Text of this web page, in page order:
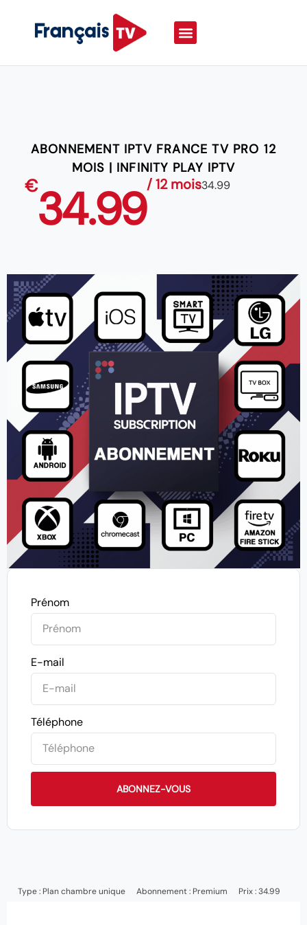
ABONNEMENT IPTV FRANCE TV PRO 12
MOIS | INFINITY PLAY IPTV
€34.99/ 12 mois34.99
Prénom
E-mail
Téléphone
ABONNEZ-VOUS
Type : Plan chambre unique Abonnement : Premium Prix : 34.99